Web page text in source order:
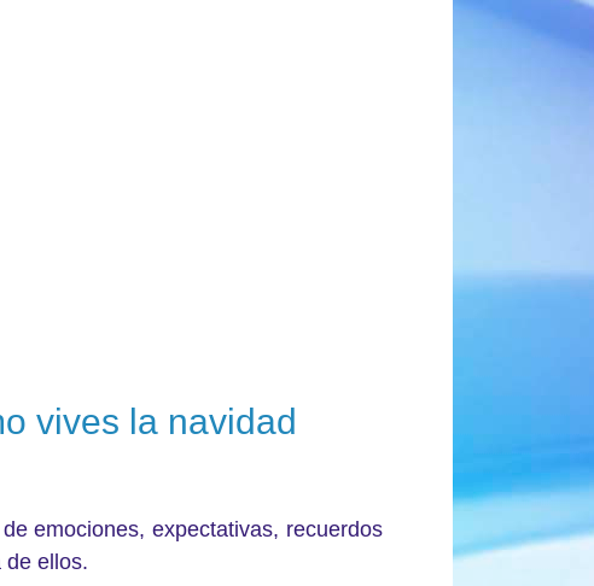
vives la navidad
emociones, expectativas, recuerdos
de ellos.